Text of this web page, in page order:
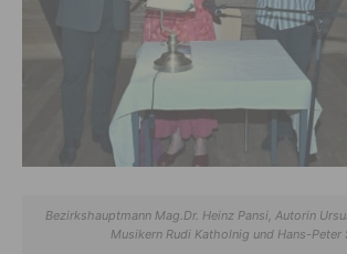
Bezirkshauptmann Mag.Dr. Heinz Pansi, Autorin
Musikern Rudi Katholnig und Hans-Peter